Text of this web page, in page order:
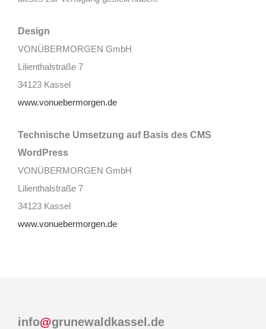
Design
VONÜBERMORGEN GmbH
Lilienthalstraße 7
34123 Kassel
www.vonuebermorgen.de
Technische Umsetzung auf Basis des CMS
WordPress
VONÜBERMORGEN GmbH
Lilienthalstraße 7
34123 Kassel
www.vonuebermorgen.de
info@grunewaldkassel.de